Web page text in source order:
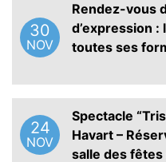
30
NOV
Rendez-vous
d’expression
toutes ses
24
NOV
Spectacle
Havart –
salle des